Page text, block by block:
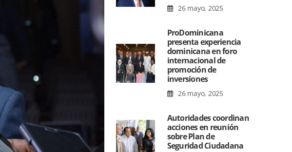
26 mayo, 2025
ProDominicana
presenta experiencia
dominicana en foro
internacional de
promoción de
inversiones
26 mayo, 2025
Autoridades coordinan
acciones en reunión
sobre Plan de
Seguridad Ciudadana